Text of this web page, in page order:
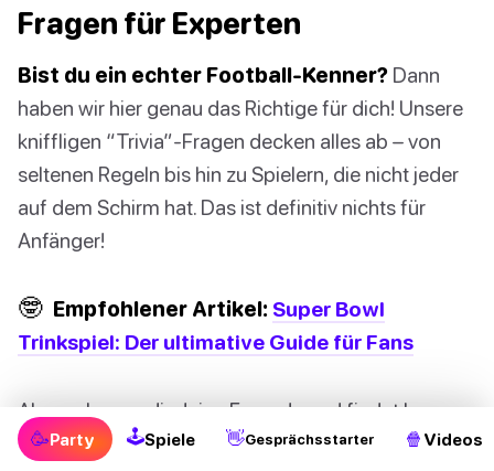
Fragen für Experten
Bist du ein echter Football-Kenner? Dann
haben wir hier genau das Richtige für dich! Unsere
kniffligen “Trivia”-Fragen decken alles ab – von
seltenen Regeln bis hin zu Spielern, die nicht jeder
auf dem Schirm hat. Das ist definitiv nichts für
Anfänger!
🤓 Empfohlener Artikel: Super Bowl
Trinkspiel: Der ultimative Guide für Fans
Also, schnapp dir deine Freunde und findet heraus,
wer von euch das Zeug zum Football-Experten hat!
🥳Party 🕹Spiele 👋Gesprächsstarter 🍿 Videos